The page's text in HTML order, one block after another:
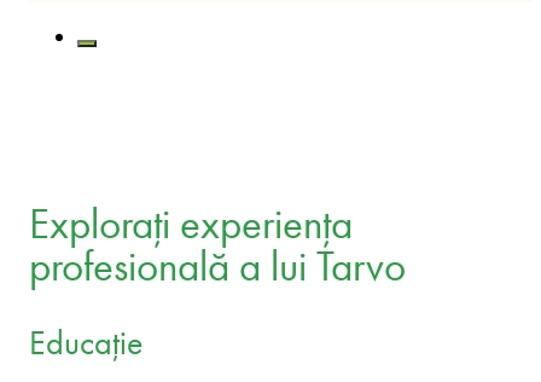
Explorați experiența
profesională a lui Tarvo
Educație